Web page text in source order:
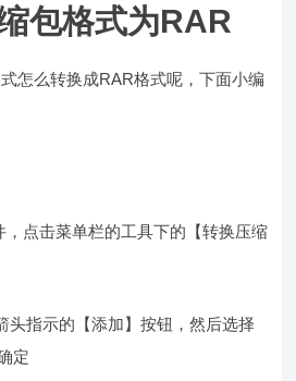
包格式为RAR
怎么转换成RAR格式呢，下面小编
，点击菜单栏的工具下的【转换压缩
头指示的【添加】按钮，然后选择
定